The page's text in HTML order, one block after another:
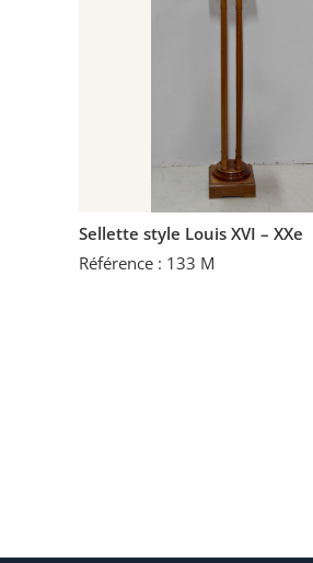
Sellette style Louis XVI – XXe
Référence : 133 M